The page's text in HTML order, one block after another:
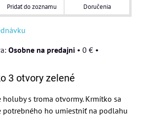
Pridať do zoznamu Doručenia
Osobne na predajni • 0 € •
3 otvory zelené
s troma otvormy. Krmítko sa
potrebného ho umiestniť na podlahu